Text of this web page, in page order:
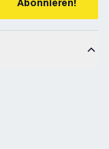
Abonnieren!